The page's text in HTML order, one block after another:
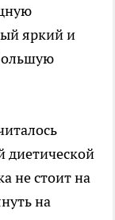
яркий и
диетической
не стоит на
на